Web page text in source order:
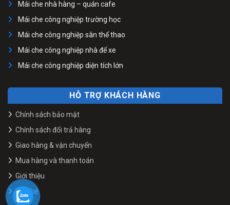
Mái che nhà hàng – quán cafe
Mái che công nghiệp trường học
Mái che công nghiệp sân thể thao
Mái che công nghiệp nhà để xe
Mái che công nghiệp diện tích lớn
HỖ TRỢ KHÁCH HÀNG
Chính sách bảo mật
Chính sách đổi trả hàng
Giao hàng & vận chuyển
Mua hàng và thanh toán
Giới thiệu
Liên hệ